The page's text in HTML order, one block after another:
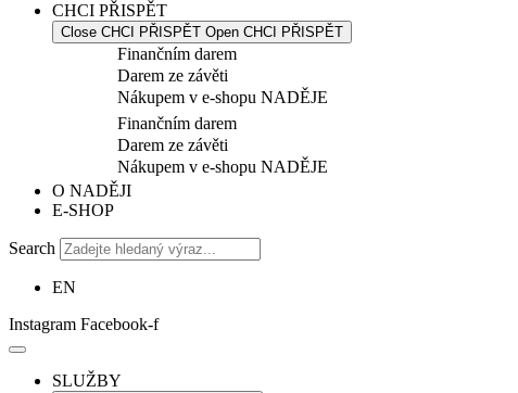
CHCI PŘISPĚT
Close CHCI PŘISPĚT Open CHCI PŘISPĚT
Finančním darem
Darem ze závěti
Nákupem v e-shopu NADĚJE
Finančním darem
Darem ze závěti
Nákupem v e-shopu NADĚJE
O NADĚJI
E-SHOP
Search
EN
Instagram Facebook-f
SLUŽBY